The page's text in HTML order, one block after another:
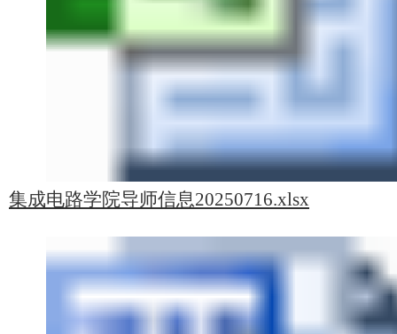
集成电路学院导师信息20250716.xlsx